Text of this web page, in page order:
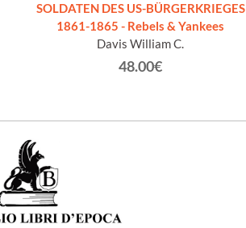
SOLDATEN DES US-BÜRGERKRIEGES
1861-1865 - Rebels & Yankees
Davis William C.
48.00€